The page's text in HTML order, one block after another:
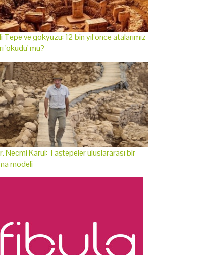
Tepe ve gökyüzü: 12 bin yıl önce atalarımız
'okudu' mu?
Necmi Karul: Taştepeler uluslararası bir
modeli